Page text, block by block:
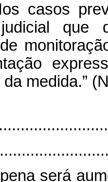
casos
que
medida.”
será